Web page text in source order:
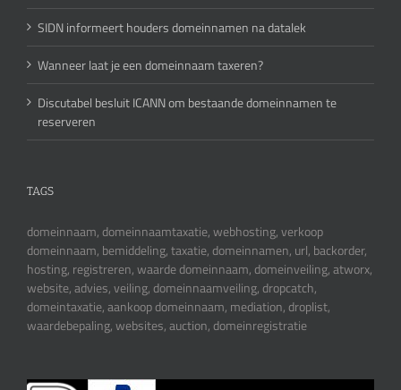
SIDN informeert houders domeinnamen na datalek
Wanneer laat je een domeinnaam taxeren?
Discutabel besluit ICANN om bestaande domeinnamen te
reserveren
TAGS
domeinnaam, domeinnaamtaxatie, webhosting, verkoop
domeinnaam, bemiddeling, taxatie, domeinnamen, url, backorder,
hosting, registreren, waarde domeinnaam, domeinveiling, atworx,
website, advies, veiling, domeinnaamveiling, dropcatch,
domeintaxatie, aankoop domeinnaam, mediation, droplist,
waardebepaling, websites, auction, domeinregistratie